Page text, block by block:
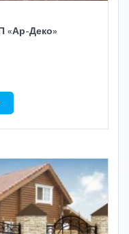
«Ар-Деко»